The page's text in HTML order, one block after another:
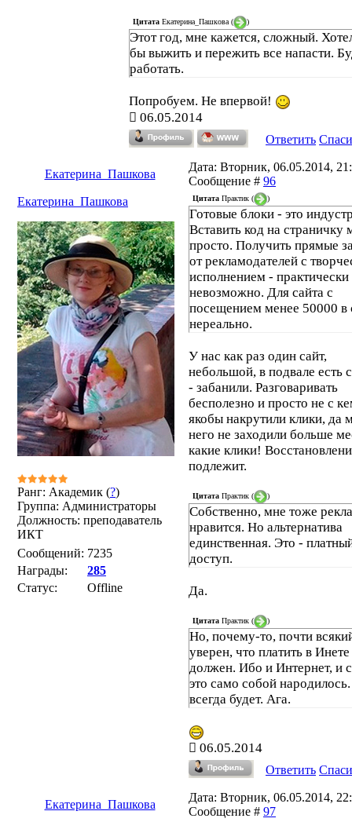
Цитата Екатерина_Пашкова ( )
Этот год, мне кажется, сложный.
бы выжить и пережить все напасти.
работать.
Попробуем. Не впервой!
06.05.2014
Ответить
Екатерина_Пашкова
Дата: Вторник, 06.05.2014,
Сообщение # 96
Екатерина_Пашкова
Ранг: Академик (?)
Группа: Администраторы
Должность: преподаватель
ИКТ
Сообщений: 7235
Награды:
285
Статус:
Offline
Цитата Практик ( )
Готовые блоки - это
Вставить код на страничку
просто. Получить прямые
от рекламодателей с
исполнением - практически
невозможно. Для сайта с
посещением менее 50000 в
нереально.
У нас как раз один сайт,
небольшой, в подвале есть
- забанили. Разговаривать
бесполезно и просто не с
якобы накрутили клики, да
него не заходили больше
какие клики!
подлежит.
Цитата Практик ( )
Собственно, мне тоже
нравится. Но альтернатива
единственная. Это -
доступ.
Да.
Цитата Практик ( )
Но, почему-то, почти
уверен, что платить в
должен. Ибо и Интернет, и
это само собой
всегда будет. Ага.
06.05.2014
Ответить
Екатерина_Пашкова
Дата: Вторник, 06.05.2014,
Сообщение # 97